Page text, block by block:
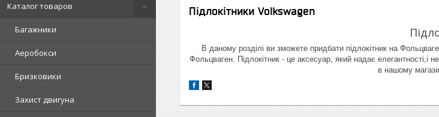
Каталог товаров
Багажники
Аеробокси
Бризковики
Захист двигуна
Підлокітники Volkswagen
В даному розділі ви зможете придбати підлокітник на
Фольцваген. Підлокітник - це аксесуар, який надає елегантності,і
в нашому